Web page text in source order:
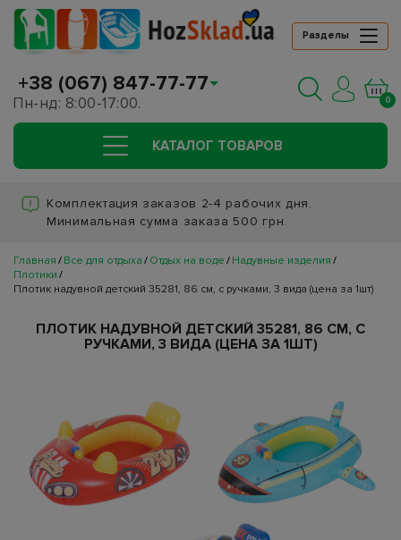
Разделы
+38 (067) 847-77-77
Пн-нд: 8:00-17:00. 0
КАТАЛОГ ТОВАРОВ
Комплектация заказов 2-4 рабочих дня.
Минимальная сумма заказа 500 грн.
Главная Все для отдыха Отдых на воде
Надувные изделия
Плотики
Плотик надувной детский 35281, 86 см, с ручками, 3 вида (цена за 1шт)
ПЛОТИК НАДУВНОЙ ДЕТСКИЙ 35281, 86 СМ, С
РУЧКАМИ, 3 ВИДА (ЦЕНА ЗА 1ШТ)